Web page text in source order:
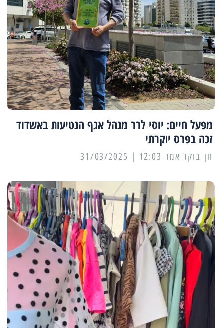
מפעל חיים: יוסי לרר מנהל אגף הנטיעות באשדוד
זכה בפרס יוקרתי
12:03 | 31/03/2025